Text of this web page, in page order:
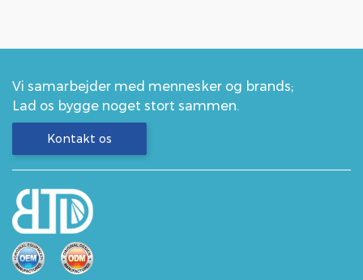
Vi samarbejder med mennesker og brands;
Lad os bygge noget stort sammen.
Kontakt os